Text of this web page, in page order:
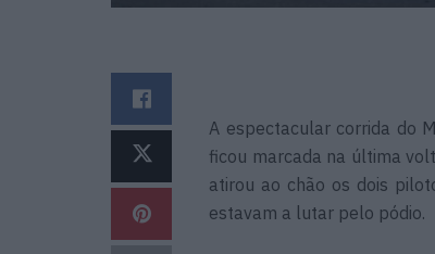
A espectacular corrida do
ficou marcada na última
atirou ao chão os dois
estavam a lutar pelo pódio.